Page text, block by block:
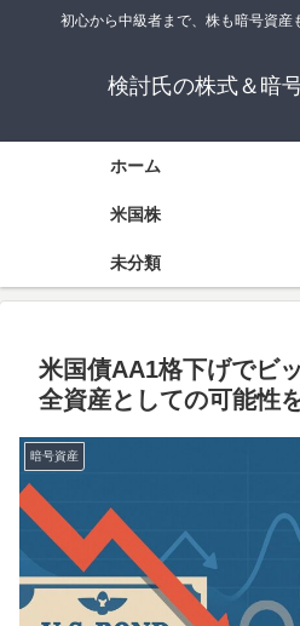
初心から中級者まで、株も暗号資産
検討氏の株式＆暗
ホーム
米国株
未分類
米国債AA1格下げでビ
全資産としての可能性
暗号資産